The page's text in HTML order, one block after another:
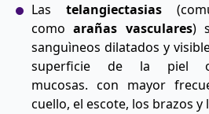
Las telangiectasias
comoarañas vasculares)
sanguìneos dilatados y
superficie de la piel
mucosas. con mayor
cuello, el escote, los brazos y